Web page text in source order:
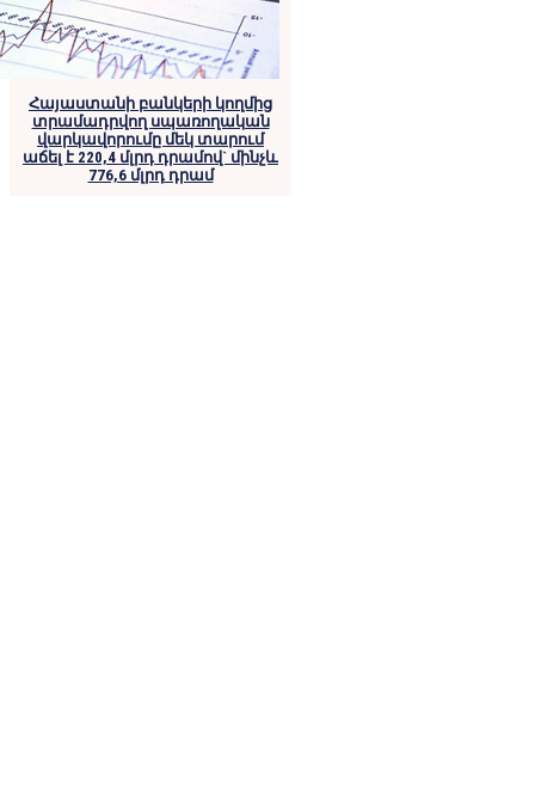
Հայաստանի բանկերի կողմից
տրամադրվող սպառողական
վարկավորումը մեկ տարում
աճել է 220,4 մլրդ դրամով` մինչև
776,6 մլրդ դրամ